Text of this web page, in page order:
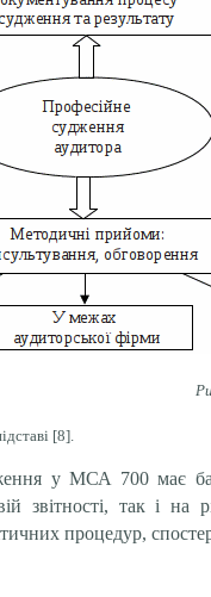
[8].
у МСА 700 має
звітності, так і на
процедур,